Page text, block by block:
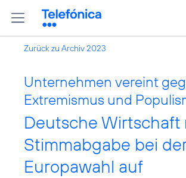
Zurück zu Archiv 2023
Unternehmen vereint
Extremismus und
Deutsche Wirtschaft
Stimmabgabe bei
Europawahl auf